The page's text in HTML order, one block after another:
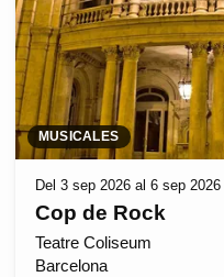
MUSICALES
Del 3 sep 2026 al 6 sep 2026
Cop de Rock
Teatre Coliseum
Barcelona